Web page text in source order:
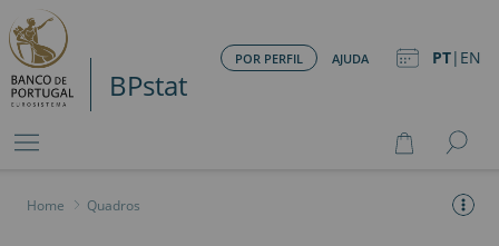
BPstat
PT| EN
POR PERFIL AJUDA
Home > Quadros